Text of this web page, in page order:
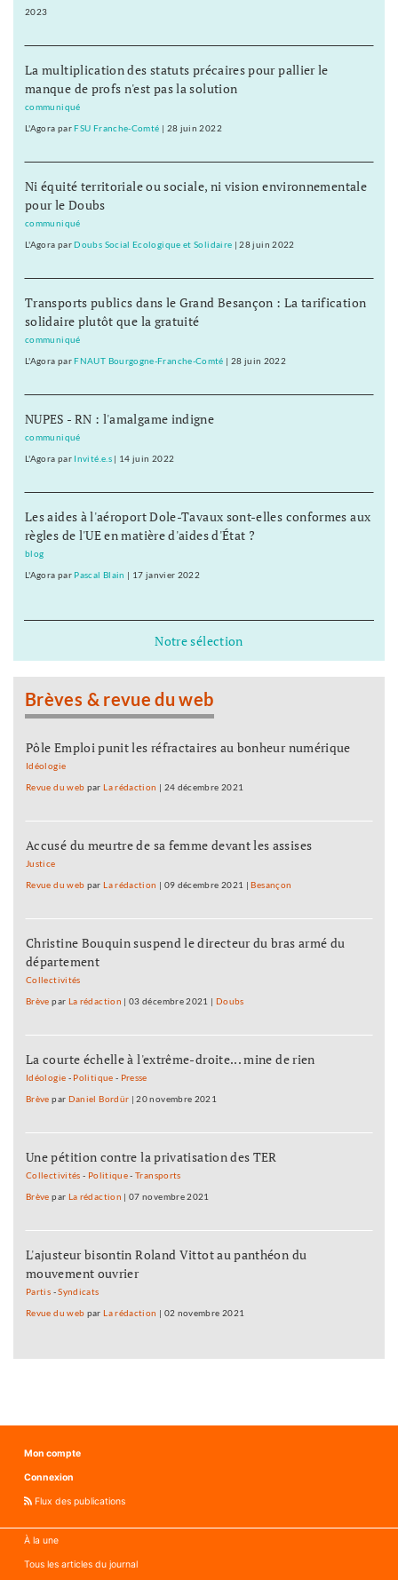
2023
La multiplication des statuts précaires pour pallier le
manque de profs n'est pas la solution
communiqué
L'Agora parFSU Franche-Comté | 28 juin 2022
Ni équité territoriale ou sociale, ni vision environnementale
pour le Doubs
communiqué
L'Agora parDoubs Social Ecologique et Solidaire |28 juin 2022
Transports publics dans le Grand Besançon : La tarification
solidaire plutôt que la gratuité
communiqué
L'Agora parFNAUT Bourgogne-Franche-Comté | 28 juin 2022
NUPES - RN : l'amalgame indigne
communiqué
L'Agora par Invité.e.s| 14 juin 2022
Les aides à l'aéroport Dole-Tavaux sont-elles conformes aux
règles de l'UE en matière d'aides d'État ?
blog
L'Agora par Pascal Blain | 17 janvier 2022
Notre sélection
Brèves & revue du web
Pôle Emploi punit les réfractaires au bonheur numérique
Idéologie
Revue du web parLa rédaction | 24 décembre 2021
Accusé du meurtre de sa femme devant les assises
Justice
Revue du web parLa rédaction | 09 décembre 2021 |Besançon
Christine Bouquin suspend le directeur du bras armé du
département
Collectivités
Brève par La rédaction |03 décembre 2021 | Doubs
La courte échelle à l'extrême-droite... mine de rien
Idéologie - Politique - Presse
Brève par Daniel Bordür |20 novembre 2021
Une pétition contre la privatisation des TER
Collectivités - Politique-Transports
Brève par La rédaction |07 novembre 2021
L'ajusteur bisontin Roland Vittot au panthéon du
mouvement ouvrier
Partis -Syndicats
Revue du web parLa rédaction | 02 novembre 2021
Mon compte
Connexion
Flux des publications
À la une
Tous les articles du journal